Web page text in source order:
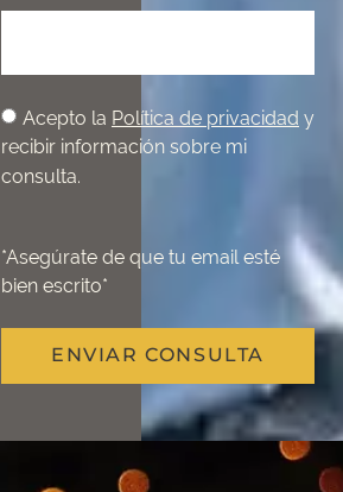
Acepto la Política de privacidad y
recibir información sobre mi
consulta.
*Asegúrate de que tu email esté
bien escrito*
ENVIAR CONSULTA